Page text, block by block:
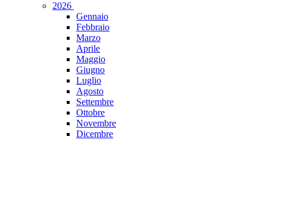
2026
Gennaio
Febbraio
Marzo
Aprile
Maggio
Giugno
Luglio
Agosto
Settembre
Ottobre
Novembre
Dicembre